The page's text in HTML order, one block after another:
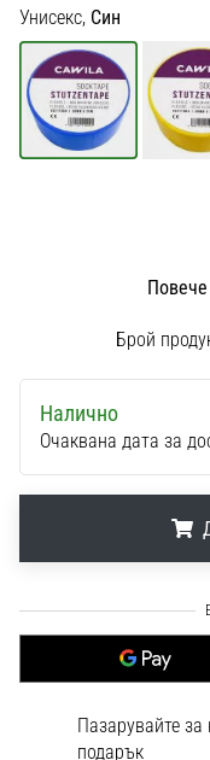
мач,
гол
и…
9. 6. 2025
•
футболни
обувки
Nike
Phantom
6
контрол
мощ
във
Перфектни
Унисекс, Син
Брой
Налично
Очаквана дата за
Пазарувайте за
подарък